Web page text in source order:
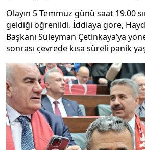
Olayın 5 Temmuz günü saat 19.00
geldiği öğrenildi. İddiaya göre,
Başkanı Süleyman Çetinkaya’ya
sonrası çevrede kısa süreli panik